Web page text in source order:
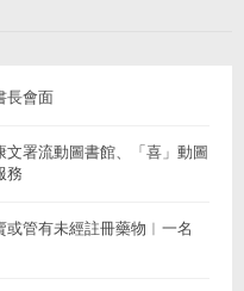
長會面
文署流動圖書館、「喜」動圖
務
或管有未經註冊藥物︱一名